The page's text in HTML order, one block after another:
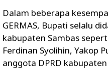
Dalam beberapa
GERMAS, Bupati selalu
kabupaten Sambas
Ferdinan Syolihin, Yakop
anggota DPRD